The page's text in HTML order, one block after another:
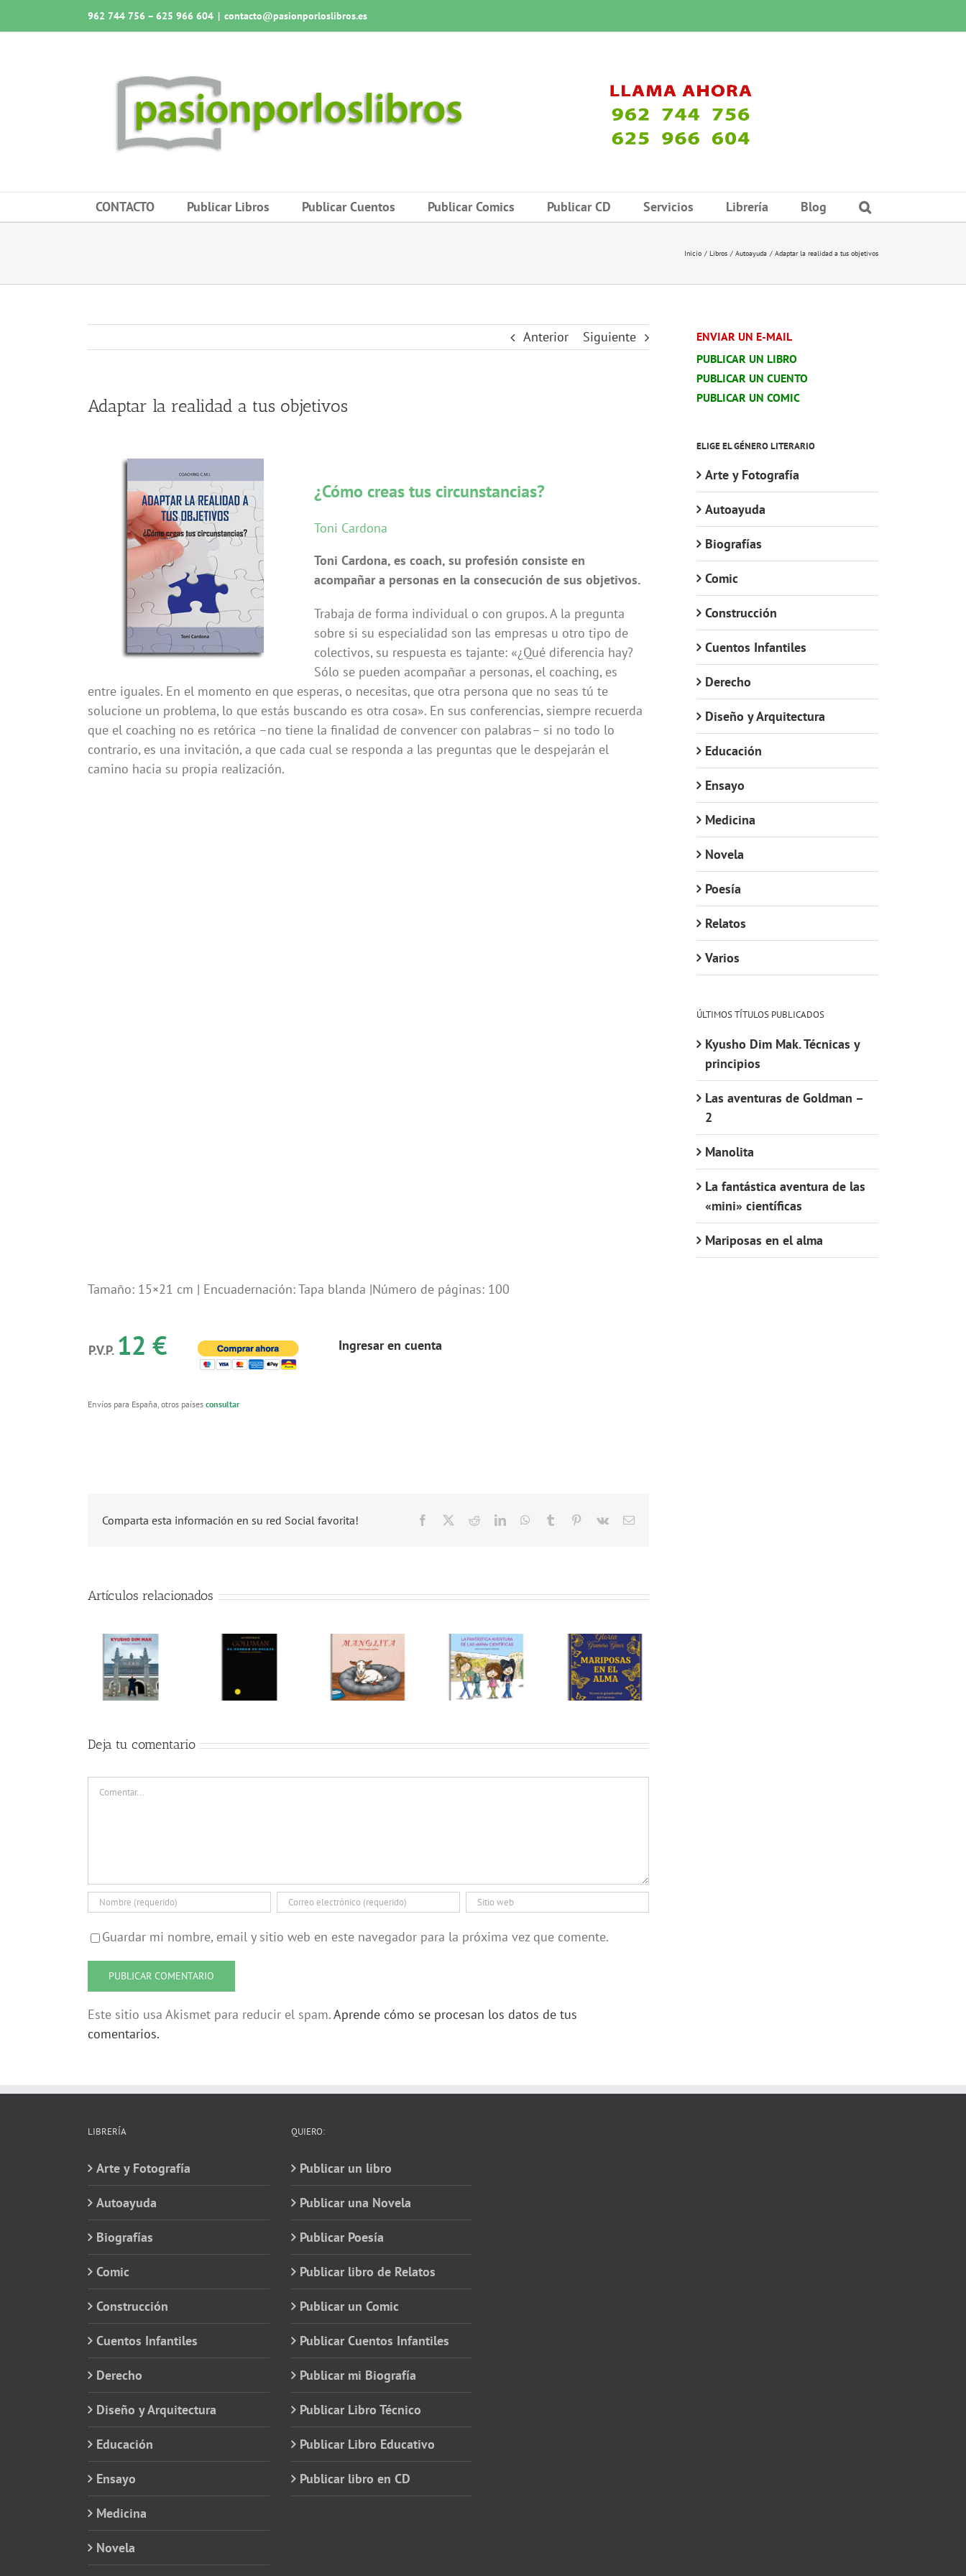
al
962 744 756 – 625 966 604 | contacto@pasionporloslibros.es
CONTACTO Publicar Libros Publicar Cuentos Publicar Comics Publicar CD Servicios Librería Blog
Inicio Libros Autoayuda Adaptar la realidad a tus objetivos
Anterior Siguiente
Adaptar la realidad a tus objetivos
¿Cómo creas tus circunstancias?
Toni Cardona
Toni Cardona, es coach, su profesión consiste en
acompañar a personas en la consecución de sus objetivos.
Trabaja de forma individual o con grupos. A la pregunta
sobre si su especialidad son las empresas u otro tipo de
colectivos, su respuesta es tajante: «¿Qué diferencia hay?
Sólo se pueden acompañar a personas, el coaching, es
entre iguales. En el momento en que esperas, o necesitas, que otra persona que no seas tú te
solucione un problema, lo que estás buscando es otra cosa». En sus conferencias, siempre recuerda
que el coaching no es retórica –no tiene la finalidad de convencer con palabras– si no todo lo
contrario, es una invitación, a que cada cual se responda a las preguntas que le despejarán el
camino hacia su propia realización.
Tamaño: 15×21 cm | Encuadernación: Tapa blanda |Número de páginas: 100
P.V.P. 12 € Ingresar en cuenta
Envíos para España, otros países consultar
Comparta esta información en su red Social favorita! Facebook RedditLinkedInWhatsApp
Tumblr Pinterest
Vk
Correo
Artículos relacionados
Deja tu comentario
Comentar
Guardar mi nombre, email y sitio web en este navegador para la próxima vez que comente.
Este sitio usa Akismet para reducir el spam.Aprende cómo se procesan los datos de tus
comentarios.
ENVIAR UN E-MAIL
PUBLICAR UN LIBRO
PUBLICAR UN CUENTO
PUBLICAR UN COMIC
ELIGE EL GÉNERO LITERARIO
Arte y Fotografía
Autoayuda
Biografías
Comic
Construcción
Cuentos Infantiles
Derecho
Diseño y Arquitectura
Educación
Ensayo
Medicina
Novela
Poesía
Relatos
Varios
ÚLTIMOS TÍTULOS PUBLICADOS
Kyusho Dim Mak. Técnicas y
principios
Las aventuras de Goldman –
2
Manolita
La fantástica aventura de las
«mini» científicas
Mariposas en el alma
LIBRERÍA
Arte y Fotografía
Autoayuda
Biografías
Comic
Construcción
Cuentos Infantiles
Derecho
Diseño y Arquitectura
Educación
Ensayo
Medicina
Novela
QUIERO:
Publicar un libro
Publicar una Novela
Publicar Poesía
Publicar libro de Relatos
Publicar un Comic
Publicar Cuentos Infantiles
Publicar mi Biografía
Publicar Libro Técnico
Publicar Libro Educativo
Publicar libro en CD